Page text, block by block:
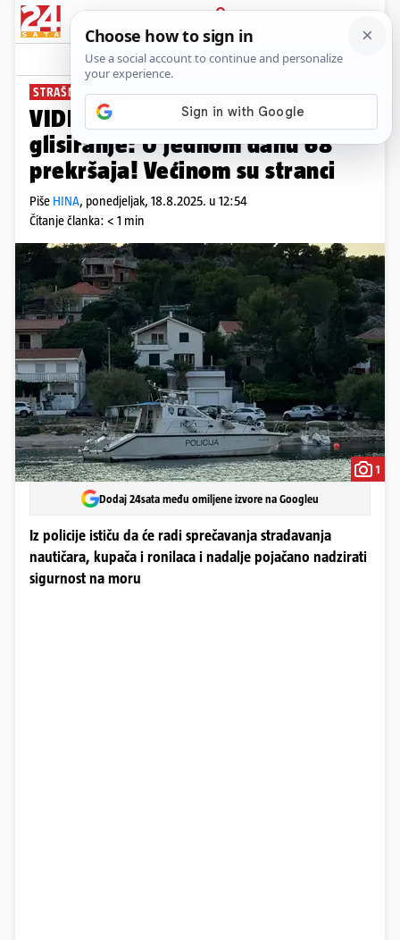
PRIJAVA
News Komentari
STRAŠNO
VIDEO Nezapamćeno divljanje i
glisiranje: U jednom danu 68
prekršaja! Većinom su stranci
Piše HINA, ponedjeljak, 18.8.2025. u 12:54
Čitanje članka: < 1 min
1
Dodaj 24sata među omiljene izvore na Googleu
Iz policije ističu da će radi sprečavanja stradavanja
nautičara, kupača i ronilaca i nadalje pojačano nadzirati
sigurnost na moru